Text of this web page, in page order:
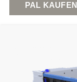
PAL KAUFEN